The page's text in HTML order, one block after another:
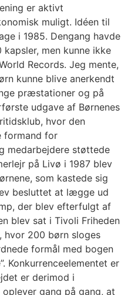
er aktivt
muligt. Idéen til
i 1985. Dengang havde
men kunne ikke
Records. Jeg mente,
kunne blive anerkendt
præstationer og på
udgave af Børnenes
hvor den
formand for
medarbejdere støttede
på Livø i 1987 blev
som kastede sig
besluttet at lægge ud
der blev efterfulgt af
blev sat i Tivoli Friheden
hvor 200 børn sloges
formål med bogen
Konkurrenceelementet er
er derimod i
gang på gang, at